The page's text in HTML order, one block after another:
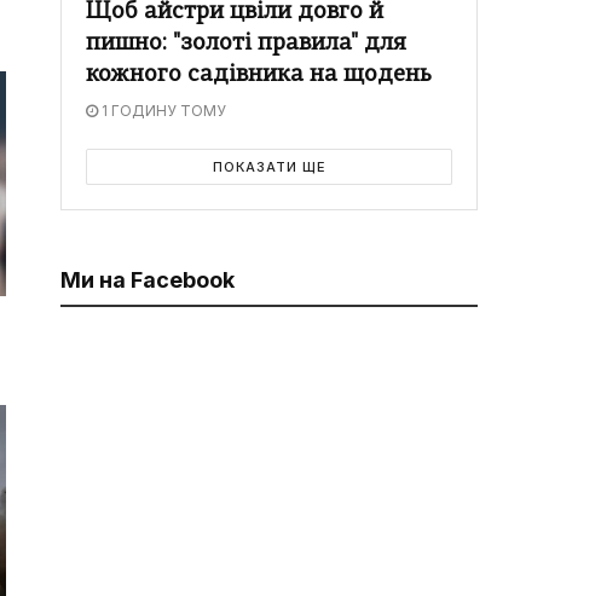
Щоб айстри цвіли довго й
пишно: "золоті правила" для
кожного садівника на щодень
1 ГОДИНУ ТОМУ
ПОКАЗАТИ ЩЕ
Ми на Facebook